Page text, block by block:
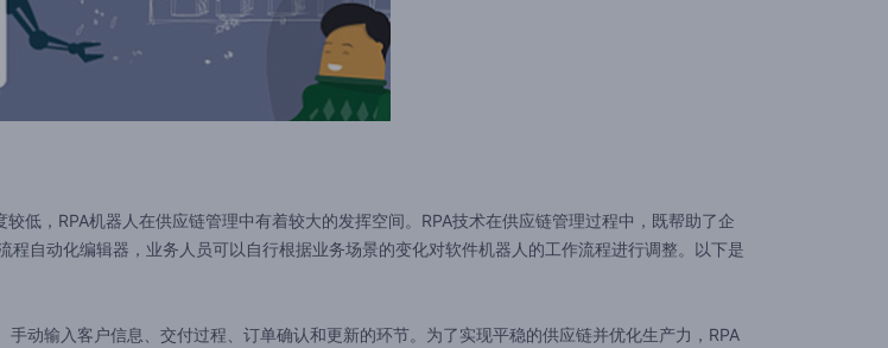
，RPA机器人在供应链管理中有着较大的发挥空间。RPA技术在供应链管理过程中，既帮助了企
自动化编辑器，业务人员可以自行根据业务场景的变化对软件机器人的工作流程进行调整。以下是
输入客户信息、交付过程、订单确认和更新的环节。为了实现平稳的供应链并优化生产力，RPA